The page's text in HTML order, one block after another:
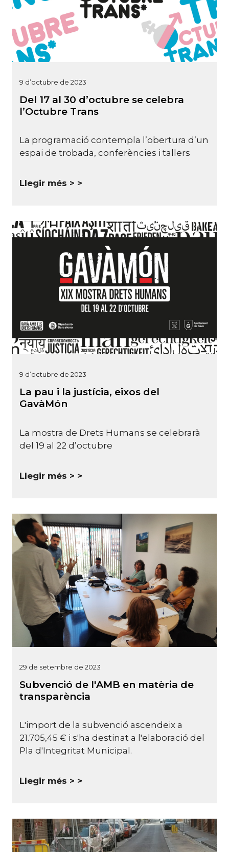
9 d’octubre de 2023
Del 17 al 30 d’octubre se celebra
l’Octubre Trans
La programació contempla l’obertura d’un
espai de trobada, conferències i tallers
Llegir més >
9 d’octubre de 2023
La pau i la justícia, eixos del
GavàMón
La mostra de Drets Humans se celebrarà
del 19 al 22 d’octubre
Llegir més >
29 de setembre de 2023
Subvenció de l'AMB en matèria de
transparència
L'import de la subvenció ascendeix a
21.705,45 € i s'ha destinat a l'elaboració del
Pla d'Integritat Municipal.
Llegir més >